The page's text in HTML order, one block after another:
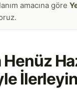
amacına göre
Henüz
İlerleyin